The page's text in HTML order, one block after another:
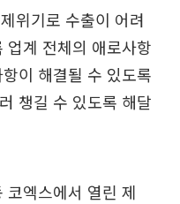
위기로 수출이 어려
계 전체의 애로사항
이 해결될 수 있도록
챙길 수 있도록 해달
코엑스에서 열린 제